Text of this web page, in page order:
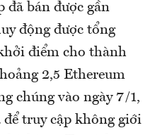
đã bán được gần
động được tổng
điểm cho thành
2,5 Ethereum
chúng vào ngày 7/1,
truy cập không giới